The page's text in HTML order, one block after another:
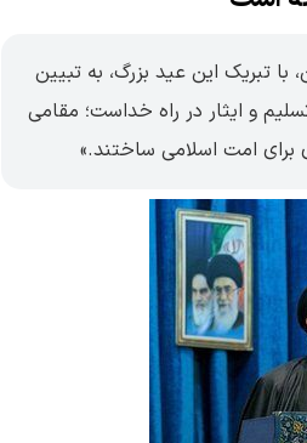
تبریک این عید بزرگ، به تبیین
و ایثار در راه خداست؛ مقامی
برای امت اسلامی ساختند.»